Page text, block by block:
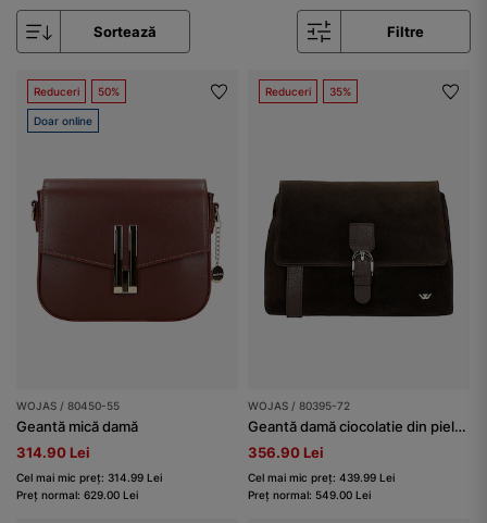
Sortează Filtre
Reduceri 50%
Doar online
WOJAS / 80450-55
Geantă mică damă
314.90 Lei
Cel mai mic preț: 314.99 Lei
Preț normal: 629.00 Lei
Reduceri 35%
WOJAS / 80395-72
Geantă damă ciocolatie din piele combinată
356.90 Lei
Cel mai mic preț: 439.99 Lei
Preț normal: 549.00 Lei